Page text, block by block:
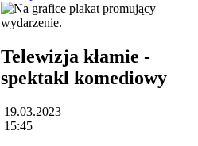
Telewizja kłamie -
spektakl komediowy
19.03.2023
15:45